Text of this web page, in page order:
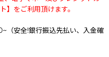
】をご利用頂けます。
（安全!銀行振込先払い、入金確